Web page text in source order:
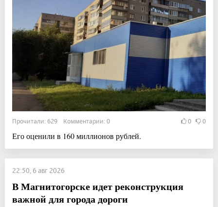
Прочитали: 629 Комментарии: 0 0 0
Его оценили в 160 миллионов рублей.
22:50, 6 авг 2026
В Магнитогорске идет реконструкция
важной для города дороги